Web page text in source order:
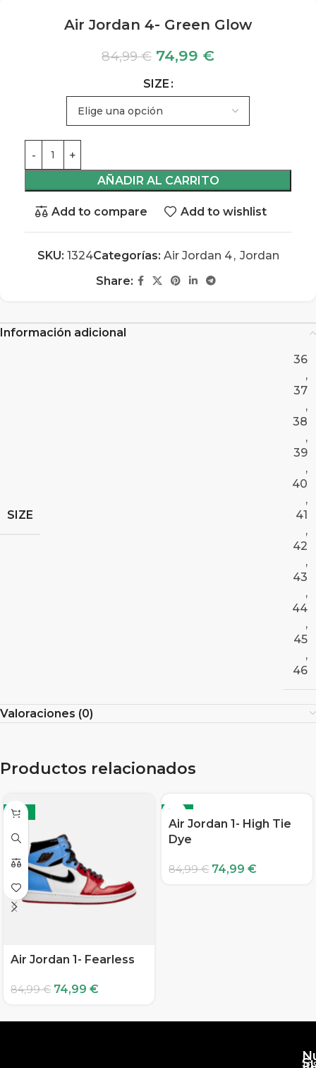
Air Jordan 4- Green Glow
84,99€ 74,99 €
SIZE
AÑADIR AL CARRITO
Add to compare Add to wishlist
SKU: 1324Categorías: Air Jordan 4, Jordan
Share:
Información adicional
SIZE
36
,
37
,
38
,
39
,
40
,
41
,
42
,
43
,
44
,
45
,
46
Valoraciones (0)
Productos relacionados
-12%
Air Jordan 1- Fearless
84,99€ 74,99 €
-12%
Air Jordan 1- High Tie
Dye
84,99€ 74,99 €